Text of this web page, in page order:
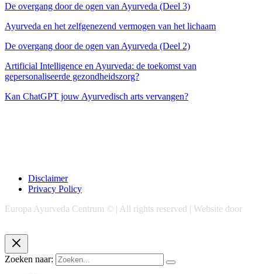
De overgang door de ogen van Ayurveda (Deel 3)
Ayurveda en het zelfgenezend vermogen van het lichaam
De overgang door de ogen van Ayurveda (Deel 2)
Artificial Intelligence en Ayurveda: de toekomst van
gepersonaliseerde gezondheidszorg?
Kan ChatGPT jouw Ayurvedisch arts vervangen?
Disclaimer
Privacy Policy
Europa Ayurveda Centrum © | All rights reserved | Website door
Zoeken naar: